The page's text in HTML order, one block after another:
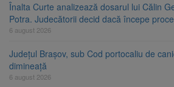
Înalta Curte analizează dosarul lui Călin
Potra. Judecătorii decid dacă începe
6 august 2026
Județul Brașov, sub Cod portocaliu de
dimineață
6 august 2026